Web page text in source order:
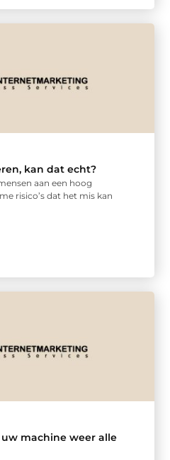
kan dat echt?
aan een hoog
risico’s dat het mis kan
uw machine weer alle